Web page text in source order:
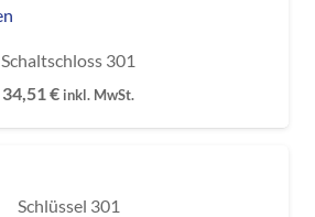
Schaltschloss 301
34,51 € inkl. MwSt.
Schlüssel 301